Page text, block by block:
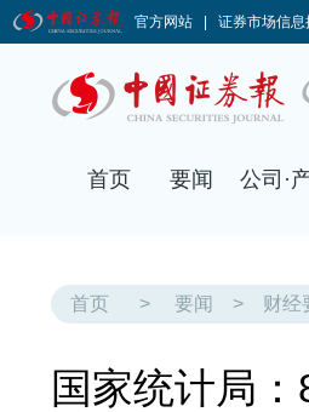
首页 要闻 公司·
首页 > 要闻 > 财经
国家统计局